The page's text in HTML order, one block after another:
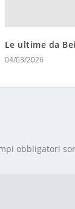
Le ultime da
04/03/2026
obbligatori